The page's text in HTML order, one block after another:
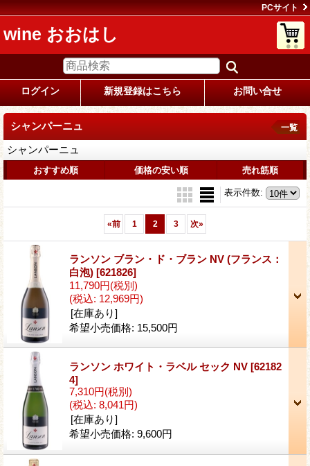
PCサイト
wine おおはし
ログイン 新規登録はこちら お問い合せ
シャンパーニュ
シャンパーニュ
一覧
おすすめ順 価格の安い順 売れ筋順
表示件数:
«前 1 2 3 次»
ランソン ブラン・ド・ブラン NV (フランス：
白泡) [621826]
11,790円(税別)
(税込: 12,969円)
[在庫あり]
希望小売価格: 15,500円
ランソン ホワイト・ラベル セック NV [62182
4]
7,310円(税別)
(税込: 8,041円)
[在庫あり]
希望小売価格: 9,600円